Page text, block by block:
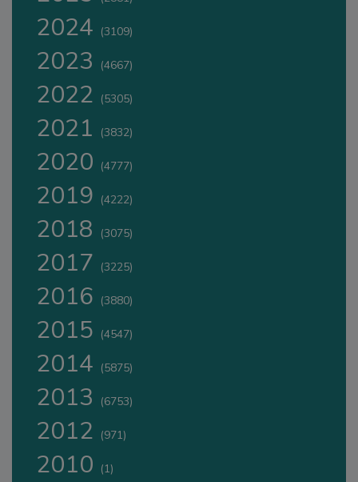
2024 (3109)
2023 (4667)
2022 (5305)
2021 (3832)
2020 (4777)
2019 (4222)
2018 (3075)
2017 (3225)
2016 (3880)
2015 (4547)
2014 (5875)
2013 (6753)
2012 (971)
2010 (1)